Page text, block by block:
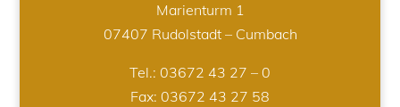
Marienturm 1
07407 Rudolstadt – Cumbach
Tel.: 03672 43 27 – 0
Fax: 03672 43 27 58